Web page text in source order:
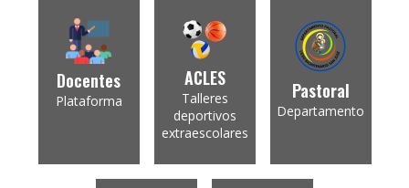
Docentes
Plataforma
ACLES
Talleres
deportivos
extraescolares
Pastoral
Departamento